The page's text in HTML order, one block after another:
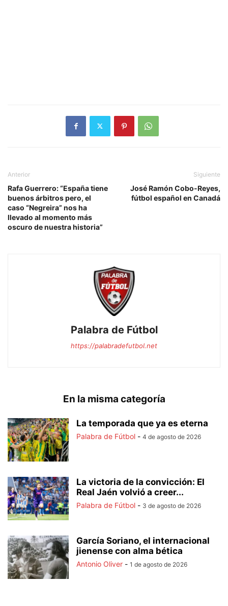
Anterior
Rafa Guerrero: “España tiene
buenos árbitros pero, el
caso “Negreira” nos ha
llevado al momento más
oscuro de nuestra historia”
Siguiente
José Ramón Cobo-Reyes,
fútbol español en Canadá
Palabra de Fútbol
https://palabradefutbol.net
En la misma categoría
La temporada que ya es eterna
Palabra de Fútbol - 4 de agosto de 2026
La victoria de la convicción: El
Real Jaén volvió a creer...
Palabra de Fútbol - 3 de agosto de 2026
García Soriano, el internacional
jienense con alma bética
Antonio Oliver - 1 de agosto de 2026